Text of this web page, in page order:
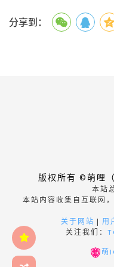
分享到：
版权所有 ©萌哩
本站
本站内容收集自互联网
关于网站 | 用
关注我们：
萌